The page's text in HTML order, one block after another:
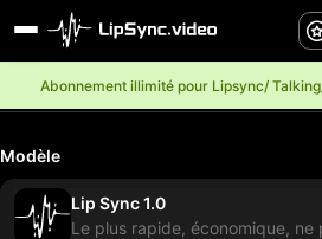
Abonnement illimité pour Lipsync/
Modèle
Lip Sync 1.0